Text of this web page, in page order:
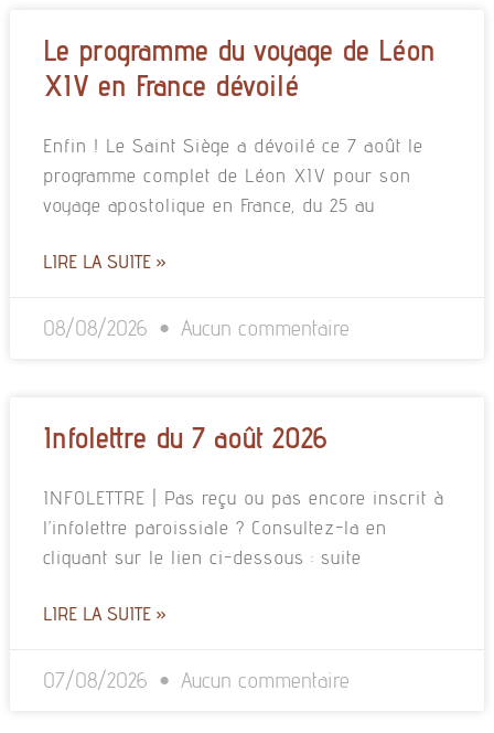
Le programme du voyage de Léon
XIV en France dévoilé
Enfin ! Le Saint Siège a dévoilé ce 7 août le
programme complet de Léon XIV pour son
voyage apostolique en France, du 25 au
LIRE LA SUITE »
08/08/2026 Aucun commentaire
Infolettre du 7 août 2026
INFOLETTRE | Pas reçu ou pas encore inscrit à
l’infolettre paroissiale ? Consultez-la en
cliquant sur le lien ci-dessous : suite
LIRE LA SUITE »
07/08/2026 Aucun commentaire